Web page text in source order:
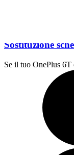
Sostituzione
Se il tuo OnePlus